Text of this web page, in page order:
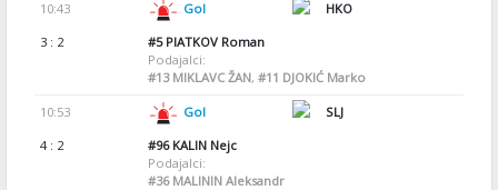
10:43 Gol
HKO
3 : 2
#5PIATKOV Roman
Podajalci:
#13MIKLAVC ŽAN, #11 DJOKIĆ Marko
10:53 Gol
SLJ
4 : 2
#96KALIN Nejc
Podajalci:
#36MALININ Aleksandr